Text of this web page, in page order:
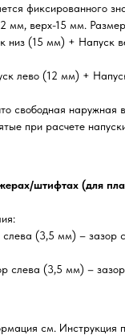
фиксированного
мм, верх-15 мм. Размер
низ (15 мм) + Напуск
лево (12 мм) +
свободная
при расчете
штифтах (для
(3,5 мм) – зазор
слева (3,5 мм) –
см. Инструкция